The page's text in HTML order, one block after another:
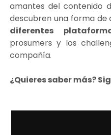
amantes del contenido
descubren una forma de
diferentes
prosumers y los
compañía.
¿Quieres saber más?